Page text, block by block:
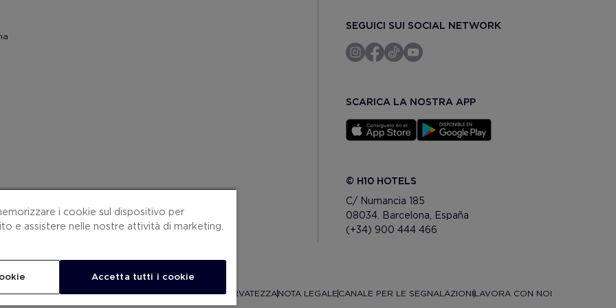
SEGUICI SUI SOCIAL NETWORK
SCARICA LA NOSTRA APP
© H10 HOTELS
C/ Numancia 185
08034. Barcelona, España
(+34) 900 444 466
CONTRATTOCOOKIESPOLITICA SULLA RISERVATEZZANOTA LEGALE CANALE PER LE SEGNALAZIONI LAVORA CON NOI
i cookie sul dispositivo per
e assistere nelle nostre attività di marketing.
Accetta tutti i cookie